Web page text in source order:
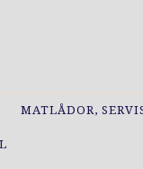
MATLÅDOR,